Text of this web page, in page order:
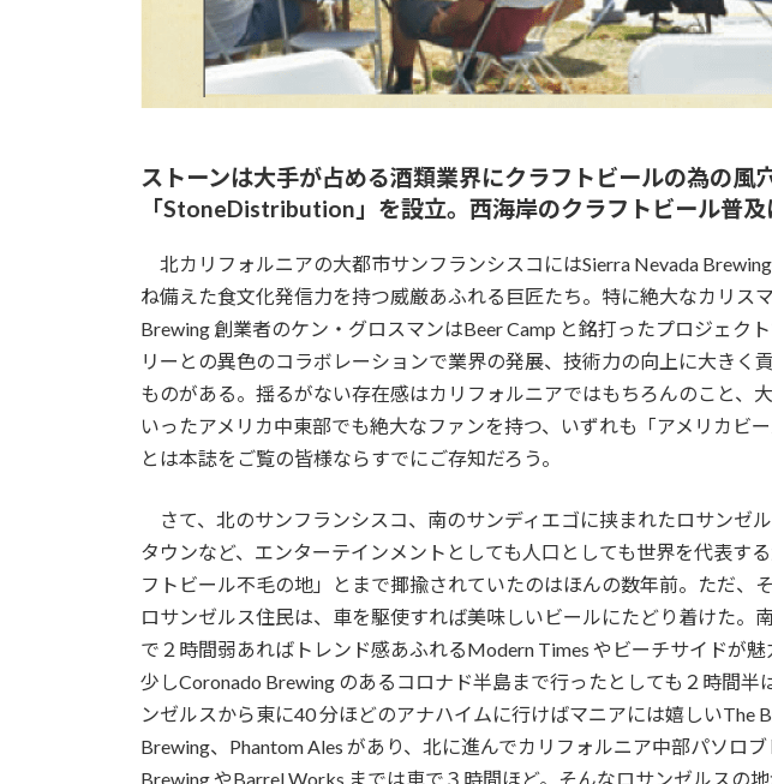
ストーンは大手が占める酒類業界にクラフトビールの為の風
「StoneDistribution」を設立。西海岸のクラフトビール普及
北カリフォルニアの大都市サンフランシスコにはSierra Nevada
ね備えた食文化発信力を持つ威厳あふれる巨匠たち。特に絶大なカリス
Brewing 創業者のケン・グロスマンはBeer Camp と銘打ったプロジェク
リーとの異色のコラボレーションで業界の発展、技術力の向上に大きく
ものがある。揺るがない存在感はカリフォルニアではもちろんのこと、
いったアメリカ中東部でも絶大なファンを持つ、いずれも「アメリカビ
とは本誌をご覧の皆様ならすでにご存知だろう。
さて、北のサンフランシスコ、南のサンディエゴに挟まれたロサンゼ
タウンなど、エンターテインメントとしても人口としても世界を代表す
フトビール不毛の地」とまで揶揄されていたのはほんの数年前。ただ、
ロサンゼルス住民は、車を駆使すれば美味しいビールにたどり着けた。
で２時間弱あればトレンド感あふれるModern Times やビーチサイドが
少しCoronado Brewing のあるコロナド半島まで行ったとしても２時間半
ンゼルスから東に40 分ほどのアナハイムに行けばマニアには嬉しいThe
Brewing、Phantom Ales があり、北に進んでカリフォルニア中部パソロ
Brewing やBarrel Works までは車で３時間ほど。そんなロサンゼルスの